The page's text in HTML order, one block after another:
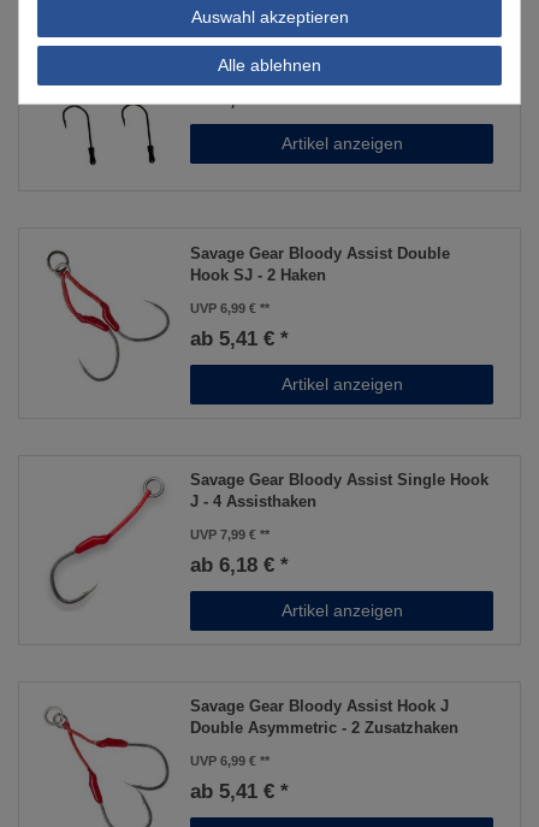
Predax Trailer Hook - 4 Zusatzhaken
ab 4,49 € *
Artikel anzeigen
Savage Gear Bloody Assist Double
Hook SJ - 2 Haken
UVP 6,99 €
ab 5,41 € *
Artikel anzeigen
Savage Gear Bloody Assist Single Hook
J - 4 Assisthaken
UVP 7,99 €
ab 6,18 € *
Artikel anzeigen
Savage Gear Bloody Assist Hook J
Double Asymmetric - 2 Zusatzhaken
UVP 6,99 €
ab 5,41 € *
Auswahl akzeptieren
Alle ablehnen